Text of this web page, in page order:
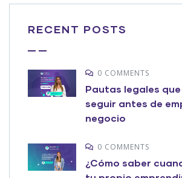
RECENT POSTS
0 COMMENTS
Pautas legales
seguir antes de
negocio
0 COMMENTS
¿Cómo saber